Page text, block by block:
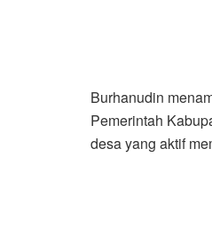
Burhanudin
Pemerintah
desa yang aktif